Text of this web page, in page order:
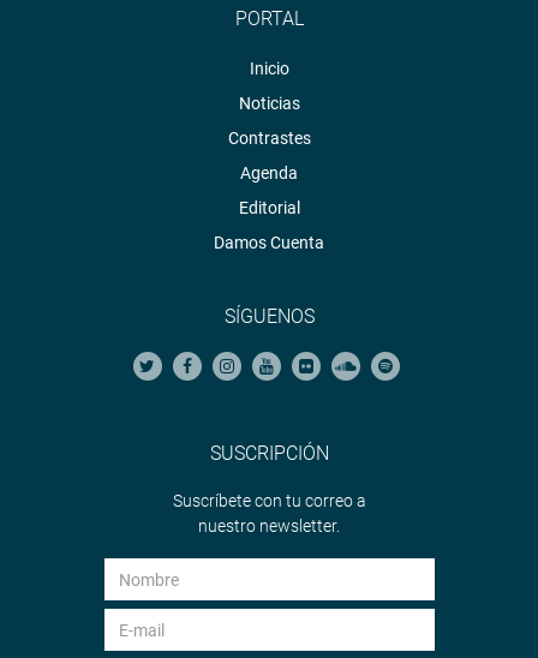
PORTAL
Inicio
Noticias
Contrastes
Agenda
Editorial
Damos Cuenta
SÍGUENOS
SUSCRIPCIÓN
Suscríbete con tu correo a
nuestro newsletter.